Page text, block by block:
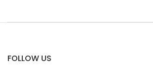
FOLLOW US